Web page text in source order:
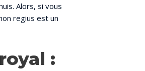
Alors, si vous
regius est un
: